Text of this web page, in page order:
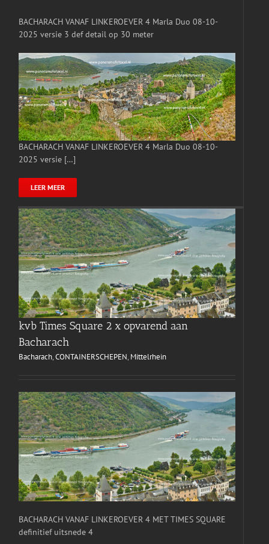
BACHARACH VANAF LINKEROEVER 4 Marla Duo 08-10-
2025 versie 3 def detail op 30 meter
BACHARACH VANAF LINKEROEVER 4 Marla Duo 08-10-
2025 versie […]
LEER MEER
kvb Times Square 2 x opvarend aan
Bacharach
Bacharach,CONTAINERSCHEPEN, Mittelrhein
BACHARACH VANAF LINKEROEVER 4 MET TIMES SQUARE
definitief uitsnede 4